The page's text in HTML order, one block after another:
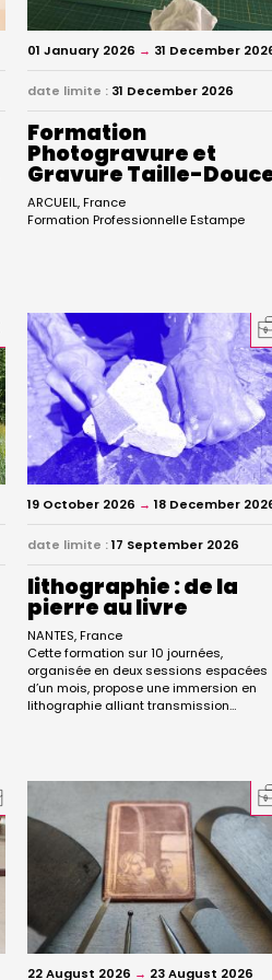
01 January 2026 → 31 December
date limite : 31 December 2026
Formation
Photogravure et
Gravure Taille-
ARCUEIL France
Formation Professionnelle Estampe
19 October 2026 → 18 December
date limite :17 September 2026
lithographie : de la
pierre au livre
NANTES France
Cette formation sur 10 journées,
organisée en deux sessions espacées
d’un mois, propose une immersion en
lithographie alliant transmission…
22 August 2026 → 23 August 2026